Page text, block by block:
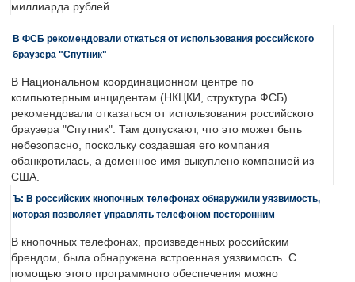
миллиарда рублей.
В ФСБ рекомендовали откаться от использования российского
браузера "Спутник"
В Национальном координационном центре по
компьютерным инцидентам (НКЦКИ, структура ФСБ)
рекомендовали отказаться от использования российского
браузера "Спутник". Там допускают, что это может быть
небезопасно, поскольку создавшая его компания
обанкротилась, а доменное имя выкуплено компанией из
США.
Ъ: В российских кнопочных телефонах обнаружили уязвимость,
которая позволяет управлять телефоном посторонним
В кнопочных телефонах, произведенных российским
брендом, была обнаружена встроенная уязвимость. С
помощью этого программного обеспечения можно